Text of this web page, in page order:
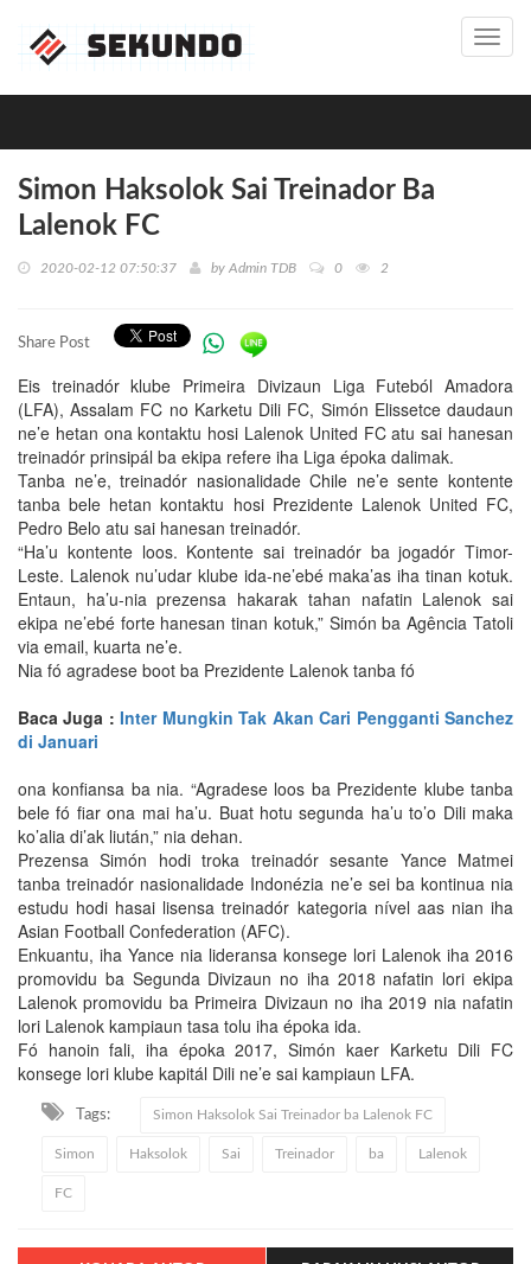
Simon Haksolok Sai Treinador Ba
Lalenok FC
2020-02-12 07:50:37 by Admin TDB 0 2
Share Post
Eis treinadór klube Primeira Divizaun Liga Futeból Amadora
(LFA), Assalam FC no Karketu Dili FC, Simón Elissetce daudaun
ne’e hetan ona kontaktu hosi Lalenok United FC atu sai hanesan
treinadór prinsipál ba ekipa refere iha Liga époka dalimak.
Tanba ne’e, treinadór nasionalidade Chile ne’e sente kontente
tanba bele hetan kontaktu hosi Prezidente Lalenok United FC,
Pedro Belo atu sai hanesan treinadór.
“Ha’u kontente loos. Kontente sai treinadór ba jogadór Timor-
Leste. Lalenok nu’udar klube ida-ne’ebé maka’as iha tinan kotuk.
Entaun, ha’u-nia prezensa hakarak tahan nafatin Lalenok sai
ekipa ne’ebé forte hanesan tinan kotuk,” Simón ba Agência Tatoli
via email, kuarta ne’e.
Nia fó agradese boot ba Prezidente Lalenok tanba fó
Baca Juga :Inter Mungkin Tak Akan Cari Pengganti Sanchez
di Januari
ona konfiansa ba nia. “Agradese loos ba Prezidente klube tanba
bele fó fiar ona mai ha’u. Buat hotu segunda ha’u to’o Dili maka
ko’alia di’ak liután,” nia dehan.
Prezensa Simón hodi troka treinadór sesante Yance Matmei
tanba treinadór nasionalidade Indonézia ne’e sei ba kontinua nia
estudu hodi hasai lisensa treinadór kategoria nível aas nian iha
Asian Football Confederation (AFC).
Enkuantu, iha Yance nia lideransa konsege lori Lalenok iha 2016
promovidu ba Segunda Divizaun no iha 2018 nafatin lori ekipa
Lalenok promovidu ba Primeira Divizaun no iha 2019 nia nafatin
lori Lalenok kampiaun tasa tolu iha époka ida.
Fó hanoin fali, iha époka 2017, Simón kaer Karketu Dili FC
konsege lori klube kapitál Dili ne’e sai kampiaun LFA.
Tags: Simon Haksolok Sai Treinador ba Lalenok FC
Simon Haksolok Sai Treinador ba Lalenok
FC